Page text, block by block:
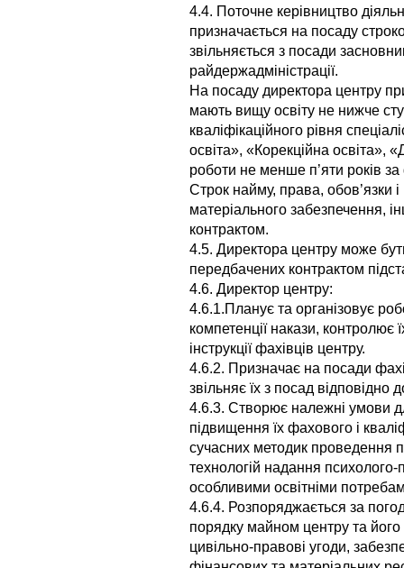
4.4. Поточне керівництво
призначається на посаду
звільняється з посади
райдержадміністрації.
На посаду директора центру
мають вищу освіту не нижче
кваліфікаційного рівня
освіта», «Корекційна освіта»,
роботи не менше п’яти років
Строк найму, права, обов’язки
матеріального забезпечення,
контрактом.
4.5. Директора центру може
передбачених контрактом
4.6. Директор центру:
4.6.1.Планує та організовує
компетенції накази, контролює
інструкції фахівців центру.
4.6.2. Призначає на посади
звільняє їх з посад відповідно
4.6.3. Створює належні умови
підвищення їх фахового і
сучасних методик проведення
технологій надання психолого-
особливими освітніми
4.6.4. Розпоряджається за
порядку майном центру та
цивільно-правові угоди,